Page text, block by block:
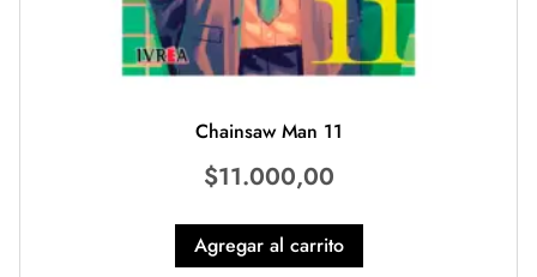
Chainsaw Man 11
$11.000,00
Agregar al carrito